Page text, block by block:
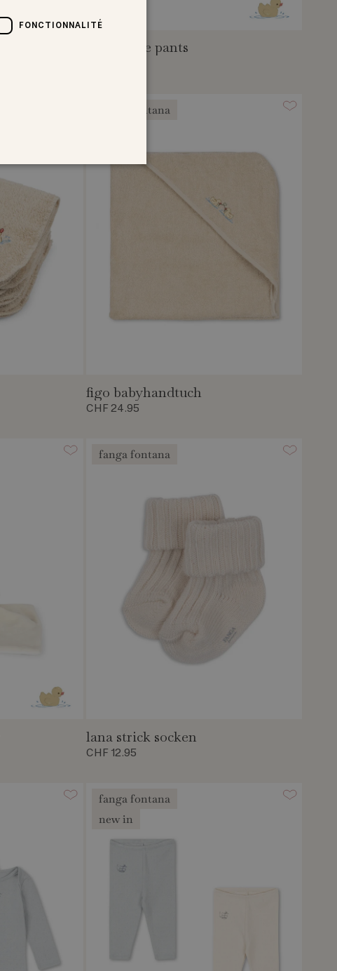
savora due pants
fanga fontana
figo babyhandtuch
CHF 24.95
fanga fontana
lana strick socken
CHF 12.95
fanga fontana
new in
FONCTIONNALITÉ